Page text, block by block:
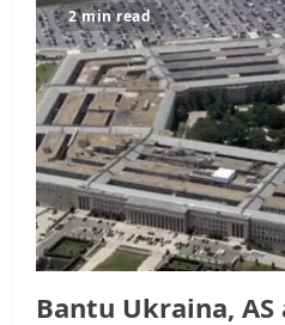
2 min read
Bantu Ukraina, AS
3
Datangi
Diambil
JULI 21,
Warga